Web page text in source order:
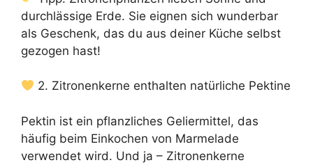
durchlässige Erde. Sie eignen sich wunderbar
als Geschenk, das du aus deiner Küche selbst
gezogen hast!
2. Zitronenkerne enthalten natürliche Pektine
Pektin ist ein pflanzliches Geliermittel, das
häufig beim Einkochen von Marmelade
verwendet wird. Und ja – Zitronenkerne